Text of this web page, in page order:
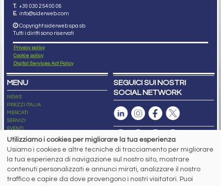
T. +39 030 254 00 06
E. info@siderweb.com
Copyright siderweb spa sb
Tutti i diritti sono riservati
Privacy policy
Cookie policy
Digital Services Act Policy
MENU
NEWS
PREZZI ITALIA
MERCATI
SERVIZI
EVENTI
ABBONAMENTI
NEWSLETTER
SEGUICI SUI NOSTRI
SOCIAL NETWORK
Capitale Sociale: 190.000€ interamente versato
Registro delle Imprese di Brescia
Codice Fiscale e Partita I.V.A.:IT03562320170
Utilizziamo i cookies per migliorare la tua esperienza
Usiamo i cookies e altre tecniche di tracciamento per migliorare
la tua esperienza di navigazione sul nostro sito, mostrare
contenuti personalizzati e annunci mirati, analizzare il nostro
traffico e capire da dove provengono i nostri visitatori. Puoi